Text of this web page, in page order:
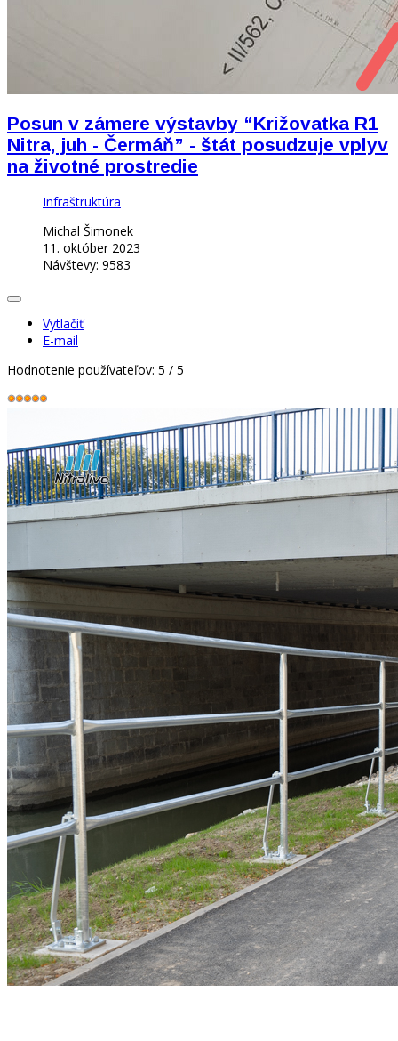
Posun v zámere výstavby “Križovatka R1
Nitra, juh - Čermáň” - štát posudzuje vplyv
na životné prostredie
Infraštruktúra
Michal Šimonek
11. október 2023
Návštevy: 9583
Vytlačiť
E-mail
Hodnotenie používateľov: 5 / 5